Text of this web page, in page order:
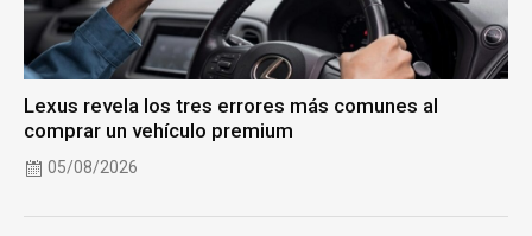
Lexus revela los tres errores más comunes al
comprar un vehículo premium
05/08/2026